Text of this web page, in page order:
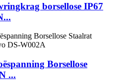
borsellose IP67
Borsellose
...